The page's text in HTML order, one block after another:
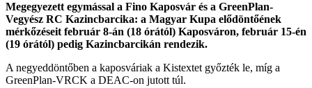
Megegyezett egymással a Fino Kaposvár és a GreenPlan-
Vegyész RC Kazincbarcika: a Magyar Kupa elődöntőének
mérkőzéseit február 8-án (18 órától) Kaposváron, február 15-én
(19 órától) pedig Kazincbarcikán rendezik.
A negyeddöntőben a kaposváriak a Kistextet győzték le, míg a
GreenPlan-VRCK a DEAC-on jutott túl.